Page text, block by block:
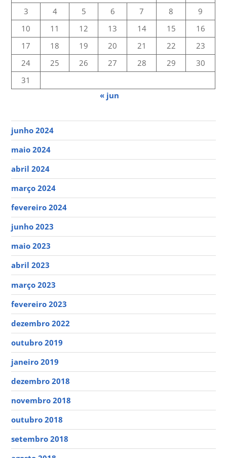
3 4 5 6 7 8
9
10
11 12 13 14 15
16
17
18 19 20 21 22
23
24
25 26 27 28 29
30
31
« jun
junho 2024
maio 2024
abril 2024
março 2024
fevereiro 2024
junho 2023
maio 2023
abril 2023
março 2023
fevereiro 2023
dezembro 2022
outubro 2019
janeiro 2019
dezembro 2018
novembro 2018
outubro 2018
setembro 2018